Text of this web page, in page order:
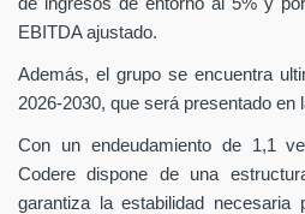
EBITDA ajustado.
Además, el grupo se encuentra
2026-2030, que será presentado
Con un endeudamiento de 1,1
Codere dispone de una
garantiza la estabilidad necesaria